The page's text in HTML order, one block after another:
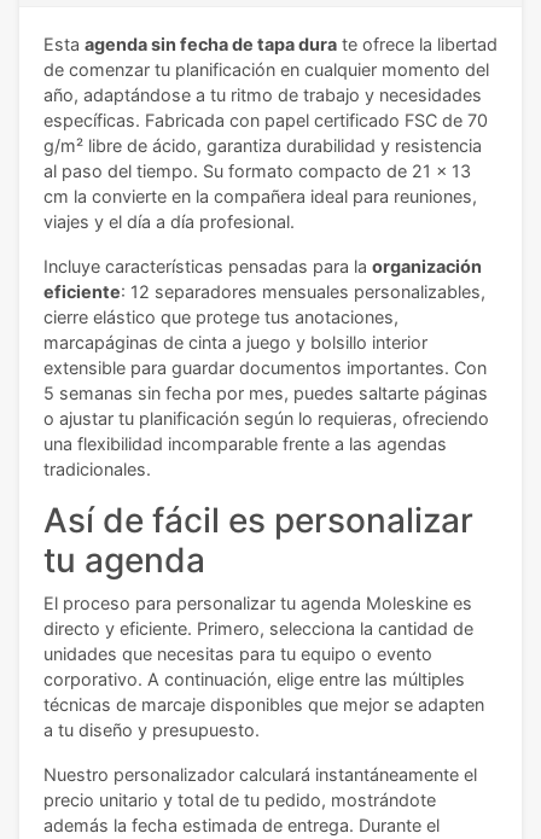
Esta agenda sin fecha de tapa dura te ofrece la libertad
de comenzar tu planificación en cualquier momento del
año, adaptándose a tu ritmo de trabajo y necesidades
específicas. Fabricada con papel certificado FSC de 70
g/m² libre de ácido, garantiza durabilidad y resistencia
al paso del tiempo. Su formato compacto de 21 x 13
cm la convierte en la compañera ideal para reuniones,
viajes y el día a día profesional.
Incluye características pensadas para la organización
eficiente: 12 separadores mensuales personalizables,
cierre elástico que protege tus anotaciones,
marcapáginas de cinta a juego y bolsillo interior
extensible para guardar documentos importantes. Con
5 semanas sin fecha por mes, puedes saltarte páginas
o ajustar tu planificación según lo requieras, ofreciendo
una flexibilidad incomparable frente a las agendas
tradicionales.
Así de fácil es personalizar
tu agenda
El proceso para personalizar tu agenda Moleskine es
directo y eficiente. Primero, selecciona la cantidad de
unidades que necesitas para tu equipo o evento
corporativo. A continuación, elige entre las múltiples
técnicas de marcaje disponibles que mejor se adapten
a tu diseño y presupuesto.
Nuestro personalizador calculará instantáneamente el
precio unitario y total de tu pedido, mostrándote
además la fecha estimada de entrega. Durante el